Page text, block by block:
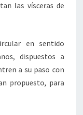
las vísceras de
en sentido
dispuestos a
a su paso con
propuesto, para